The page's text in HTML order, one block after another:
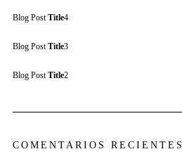
Blog Post Title4
Blog Post Title3
Blog Post Title2
COMENTARIOS RECIENTES